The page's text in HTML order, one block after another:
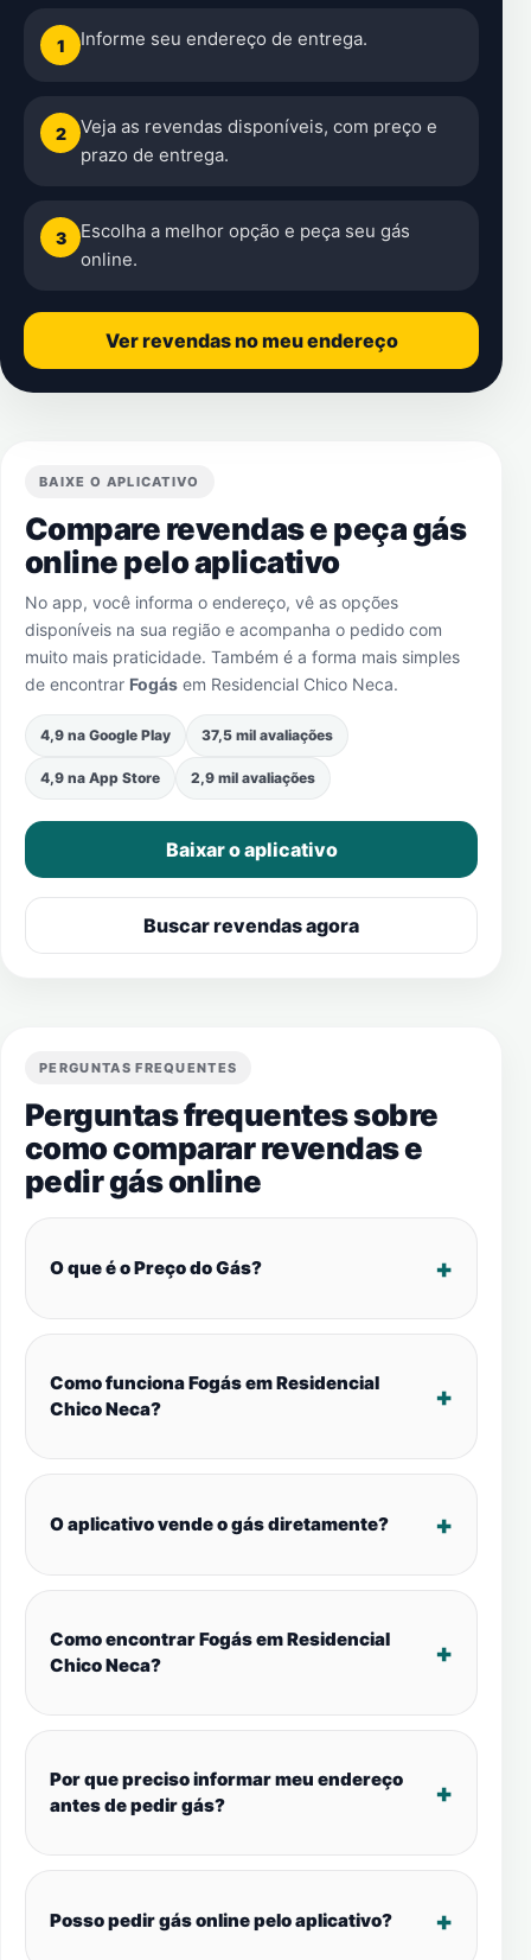
1 Informe seu endereço de entrega.
2
Veja as revendas disponíveis, com preço e
prazo de entrega.
3
Escolha a melhor opção e peça seu gás
online.
Ver revendas no meu endereço
BAIXE O APLICATIVO
Compare revendas e peça gás
online pelo aplicativo
No app, você informa o endereço, vê as opções
disponíveis na sua região e acompanha o pedido com
muito mais praticidade. Também é a forma mais simples
de encontrar Fogás em Residencial Chico Neca.
4,9 na Google Play 37,5 mil avaliações
4,9 na App Store 2,9 mil avaliações
Baixar o aplicativo
Buscar revendas agora
PERGUNTAS FREQUENTES
Perguntas frequentes sobre
como comparar revendas e
pedir gás online
O que é o Preço do Gás?
Como funciona Fogás em Residencial
Chico Neca?
O aplicativo vende o gás diretamente?
Como encontrar Fogás em Residencial
Chico Neca?
Por que preciso informar meu endereço
antes de pedir gás?
Posso pedir gás online pelo aplicativo?